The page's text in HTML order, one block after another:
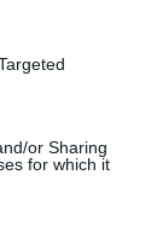
or Sharing
for which it